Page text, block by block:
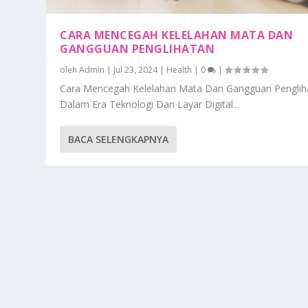
CARA MENCEGAH KELELAHAN MATA DAN
GANGGUAN PENGLIHATAN
olehAdmin | Jul 23, 2024| Health | 0 |
Cara Mencegah Kelelahan Mata Dan Gangguan
Dalam Era Teknologi Dan Layar Digital...
BACA SELENGKAPNYA